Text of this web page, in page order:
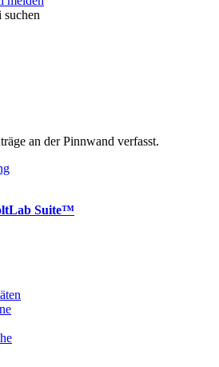
an der Pinnwand verfasst.
Suite™